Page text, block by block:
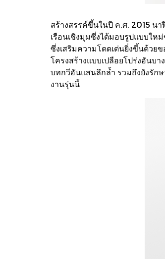
สร้างสรรค์ขึ้นในปี ค.ศ. 2015 น
เรือนเชิงมุมซึ่งได้มอบรูปแบบให
ซึ่งเสริมความโดดเด่นยิ่งขึ้นด้วย
โครงสร้างแบบเปลือยโปร่งอันบ
บทกวีอันแสนลึกล้ำ รวมถึงยังรักษ
งานรุ่นนี้